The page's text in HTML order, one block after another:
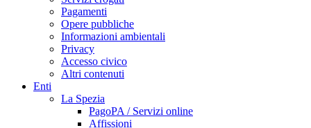
Pagamenti
Opere pubbliche
Informazioni ambientali
Privacy
Accesso civico
Altri contenuti
Enti
La Spezia
PagoPA / Servizi online
Affissioni